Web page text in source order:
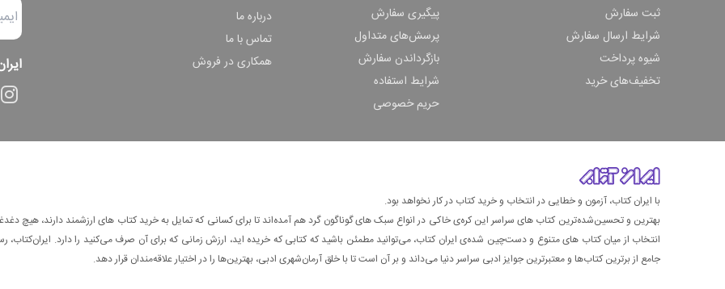
ثبت سفارش
شرایط ارسال سفارش
شیوه پرداخت
تخفیف‌های خرید
پیگیری سفارش
پرسش‌های متداول
بازگرداندن سفارش
شرایط استفاده
حریم خصوصی
درباره ما
تماس با ما
همکاری در فروش
با ایران کتاب، آزمون و خطایی در انتخاب و خرید کتاب در کار نخواهد بود.
بهترین و تحسین‌شده‌ترین کتاب‌ های سراسر این کره‌ی خاکی در انواع سبک های گوناگون گرد هم آمده‌اند تا برای کسانی که تمایل به خرید کتاب های ارزشمند دارند، هیچ
انتخاب از میان کتاب های متنوع و دست‌چین شده‌ی ایران کتاب، می‌توانید مطمئن باشید که کتابی که خریده اید، ارزش زمانی که برای آن صرف می‌کنید را دارد. ایران‌کتاب،
جامع از برترین کتاب‌ها و معتبرترین جوایز ادبی سراسر دنیا می‌داند و بر آن است تا با خلق آرمان‌شهری ادبی، بهترین‌ها را در اختیار علاقه‌مندان قرار دهد.